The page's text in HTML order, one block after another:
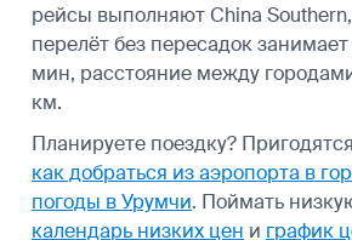
рейсы выполняют China
перелёт без пересадок
мин, расстояние между
км.
Планируете поездку? Пригодятся
как добраться из аэропорта в
погоды в Урумчи. Поймать
календарь низких цен и график